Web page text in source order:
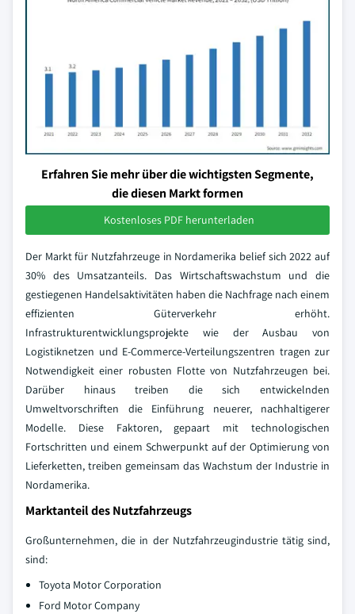
Erfahren Sie mehr über die wichtigsten Segmente,
die diesen Markt formen
Kostenloses PDF herunterladen
Der Markt für Nutzfahrzeuge in Nordamerika belief sich 2022 auf
30% des Umsatzanteils. Das Wirtschaftswachstum und die
gestiegenen Handelsaktivitäten haben die Nachfrage nach einem
effizienten Güterverkehr erhöht.
Infrastrukturentwicklungsprojekte wie der Ausbau von
Logistiknetzen und E-Commerce-Verteilungszentren tragen zur
Notwendigkeit einer robusten Flotte von Nutzfahrzeugen bei.
Darüber hinaus treiben die sich entwickelnden
Umweltvorschriften die Einführung neuerer, nachhaltigerer
Modelle. Diese Faktoren, gepaart mit technologischen
Fortschritten und einem Schwerpunkt auf der Optimierung von
Lieferketten, treiben gemeinsam das Wachstum der Industrie in
Nordamerika.
Marktanteil des Nutzfahrzeugs
Großunternehmen, die in der Nutzfahrzeugindustrie tätig sind,
sind:
Toyota Motor Corporation
Ford Motor Company